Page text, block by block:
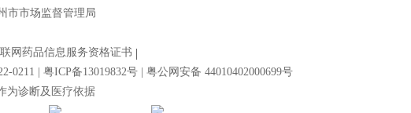
市市场监督管理局
网药品信息服务资格证书
0211 | 粤ICP备13019832号| 粤公网安备 44010402000699号
为诊断及医疗依据